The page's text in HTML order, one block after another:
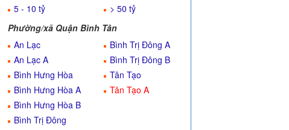
5 - 10 tỷ
> 50 tỷ
Phường/xã Quận Bình Tân
An Lạc
An Lạc A
Bình Hưng Hòa
Bình Hưng Hòa A
Bình Hưng Hòa B
Bình Trị Đông
Bình Trị Đông A
Bình Trị Đông B
Tân Tạo
Tân Tạo A